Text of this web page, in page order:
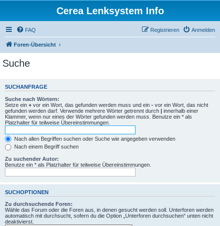
Cerea Lenksystem Info
FAQ Anmelden
Registrieren
Foren-Übersicht
Suche
SUCHANFRAGE
Suche nach Wörtern:
Setze ein + vor ein Wort, das gefunden werden muss und ein - vor ein Wort, das nicht
gefunden werden darf. Verwende mehrere Wörter getrennt durch | innerhalb einer
Klammer, wenn nur eines der Wörter gefunden werden muss. Benutze ein * als
Platzhalter für teilweise Übereinstimmungen.
Nach allen Begriffen suchen oder Suche wie angegeben verwenden
Nach einem Begriff suchen
Zu suchender Autor:
Benutze ein * als Platzhalter für teilweise Übereinstimmungen.
SUCHOPTIONEN
Zu durchsuchende Foren:
Wähle das Forum oder die Foren aus, in denen gesucht werden soll. Unterforen werden
automatisch mit durchsucht, sofern du die Option „Unterforen durchsuchen“ unten nicht
deaktivierst.